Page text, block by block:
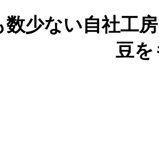
少ない自社工
豆を